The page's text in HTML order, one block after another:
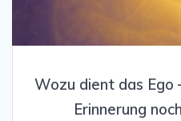
Wozu dient das Ego
Erinnerung